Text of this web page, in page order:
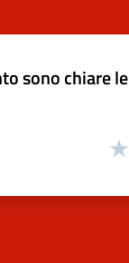
sono chiare